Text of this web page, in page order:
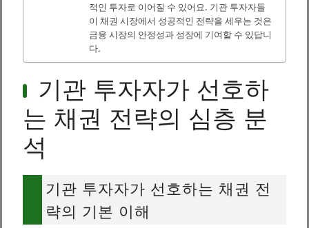
적인 투자로 이어질 수 있어요. 기관 투자자들
이 채권 시장에서 성공적인 전략을 세우는 것은
금융 시장의 안정성과 성장에 기여할 수 있답니
다.
기관 투자자가 선호하
는 채권 전략의 심층 분
석
기관 투자자가 선호하는 채권 전
략의 기본 이해